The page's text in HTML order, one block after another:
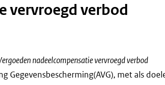
vervroegd verbod
nadeelcompensatie vervroegd verbod
Gegevensbescherming(AVG), met als